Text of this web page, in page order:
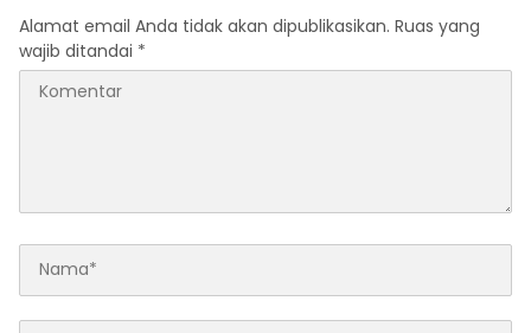
Alamat email Anda tidak akan dipublikasikan. Ruas yang
wajib ditandai *